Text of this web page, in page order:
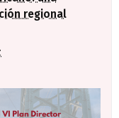
regional